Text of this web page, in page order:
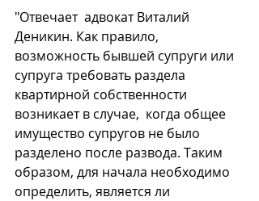
"Отвечает  адвокат Виталий
Деникин. Как правило,
возможность бывшей супруги или
супруга требовать раздела
квартирной собственности
возникает в случае,  когда общее
имущество супругов не было
разделено после развода. Таким
образом, для начала необходимо
определить, является ли